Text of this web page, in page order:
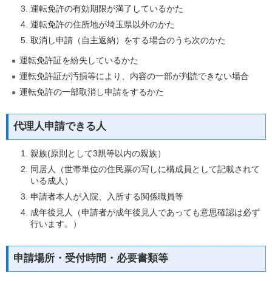
運転免許の有効期限が満了しているかた
運転免許の住所地が埼玉県以外のかた
取消し申請（自主返納）をする場合のうち次のかた
運転免許証を紛失しているかた
運転免許証が汚損等により、内容の一部が判読できない場合
運転免許の一部取消し申請をするかた
代理人申請できる人
親族(原則として3親等以内の親族）
同居人（世帯単位の住民票の写しに構成員として記載されて
いる成人）
申請者本人が入院、入所する関係職員等
成年後見人（申請者が成年後見人であっても意思確認は必ず
行います。）
申請場所・受付時間・必要書類等